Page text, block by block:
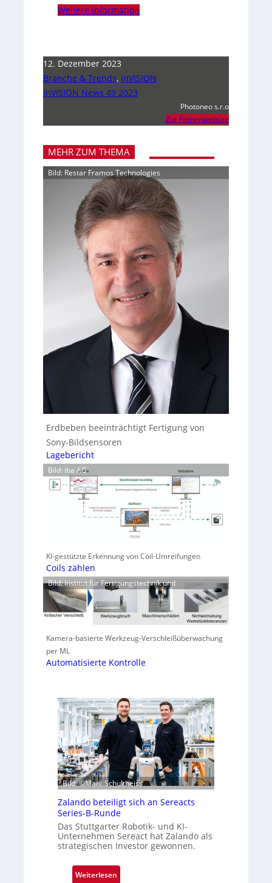
Weitere Information
12. Dezember 2023
Branche & Trends, inVISION
inVISION News 49 2023
Photoneo s.r.o
Zur Firmenwebsite
MEHR ZUM THEMA
Bild: Restar Framos Technologies
Erdbeben beeinträchtigt Fertigung von
Sony-Bildsensoren
Lagebericht
Bild: iba AG
KI-gestützte Erkennung von Coil-Umreifungen
Coils zählen
Bild: Institut für Fertigungstechnik und
Kamera-basierte Werkzeug-Verschleißüberwachung
per ML
Automatisierte Kontrolle
Bild: ©Marc Schultheiss
Zalando beteiligt sich an Sereacts
Series-B-Runde
Das Stuttgarter Robotik- und KI-
Unternehmen Sereact hat Zalando als
strategischen Investor gewonnen.
Weiterlesen: